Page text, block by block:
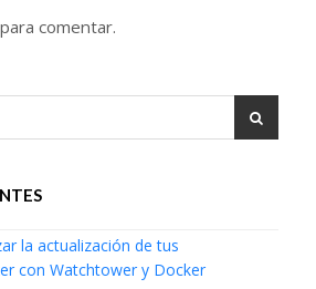
comentar.
la actualización de tus
con Watchtower y Docker